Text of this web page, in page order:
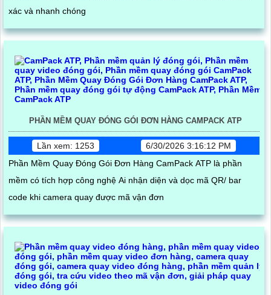
xác và nhanh chóng
PHẦN MỀM QUAY ĐÓNG GÓI ĐƠN HÀNG CAMPACK ATP
Lần xem: 1253
6/30/2026 3:16:12 PM
Phần Mềm Quay Đóng Gói Đơn Hàng CamPack ATP là phần
mềm có tích hợp công nghệ Ai nhận diện và dọc mã QR/ bar
code khi camera quay được mã vận đơn